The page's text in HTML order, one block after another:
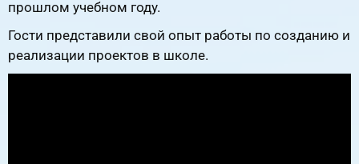
прошлом учебном году.
Гости представили свой опыт работы по созданию и
реализации проектов в школе.